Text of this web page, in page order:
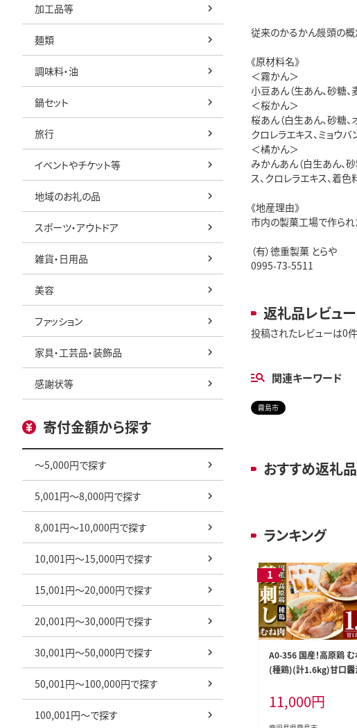
加工品等
麺類
調味料・油
鍋セット
旅行
イベントやチケット等
地域のお礼の品
スポーツ・アウトドア
雑貨・日用品
美容
ファッション
家具・工芸品・装飾品
感謝状等
寄付金額から探す
～5,000円で探す
5,001円～8,000円で探す
8,001円～10,000円で探す
10,001円～15,000円で探す
15,001円～20,000円で探す
20,001円～30,000円で探す
30,001円～50,000円で探す
50,001円～100,000円で探す
100,001円～で探す
従来のかるかん饅頭の概
《原材料名》
＜霧かん＞
小豆あん（生あん、砂糖、
＜桜かん＞
桜あん（白生あん、砂糖、
クロレラエキス、ミョウバ
＜橘かん＞
みかんあん（白生あん、
ス、クロレラエキス、着色
《地産理由》
市内の製菓工場で作られ
（有）徳重製菓 とらや
0995-73-5511
返礼品レビュー
投稿されたレビューは0件
関連キーワード
霧島市
おすすめ返礼品
ランキング
A0-356 国産！高原鶏 む
(種鶏)(計1.6kg)甘口醤
霧島市 肉 鶏肉 鳥肉 ムネ
鶏むね 胸肉 鶏刺し 鳥刺
11,000円